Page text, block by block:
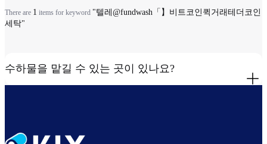
탭
There are 1 items for keyword "텔레@fundwash「】비트코인퀵거래테더코인
세탁"
수하물을 맡길 수 있는 곳이 있나요?